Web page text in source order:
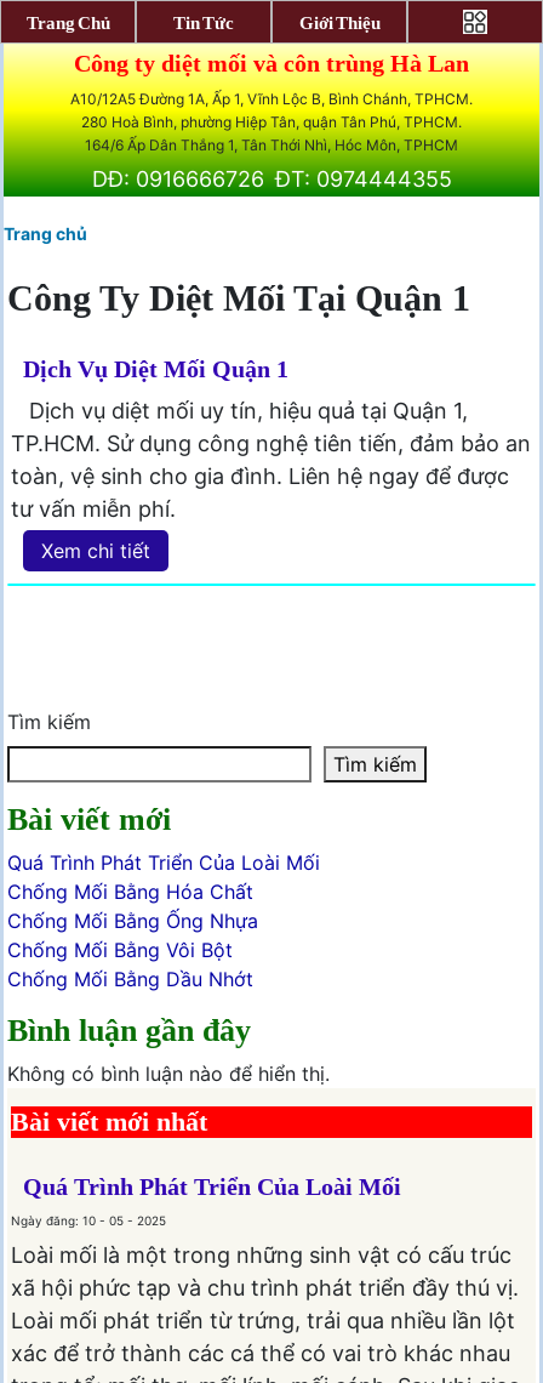
Công ty diệt mối và côn trùng Hà Lan
A10/12A5 Đường 1A, Ấp 1, Vĩnh Lộc B, Bình Chánh, TPHCM.
280 Hoà Bình, phường Hiệp Tân, quận Tân Phú, TPHCM.
164/6 Ấp Dân Thắng 1, Tân Thới Nhì, Hóc Môn, TPHCM
DĐ: 0916666726 ĐT: 0974444355
Trang chủ
Công Ty Diệt Mối Tại Quận 1
Dịch Vụ Diệt Mối Quận 1
Dịch vụ diệt mối uy tín, hiệu quả tại Quận 1,
TP.HCM. Sử dụng công nghệ tiên tiến, đảm bảo an
toàn, vệ sinh cho gia đình. Liên hệ ngay để được
tư vấn miễn phí.
Xem chi tiết
Tìm kiếm
Tìm kiếm
Bài viết mới
Quá Trình Phát Triển Của Loài Mối
Chống Mối Bằng Hóa Chất
Chống Mối Bằng Ống Nhựa
Chống Mối Bằng Vôi Bột
Chống Mối Bằng Dầu Nhớt
Bình luận gần đây
Không có bình luận nào để hiển thị.
Bài viết mới nhất
Quá Trình Phát Triển Của Loài Mối
Ngày đăng: 10 - 05 - 2025
Loài mối là một trong những sinh vật có cấu trúc
xã hội phức tạp và chu trình phát triển đầy thú vị.
Loài mối phát triển từ trứng, trải qua nhiều lần lột
xác để trở thành các cá thể có vai trò khác nhau
Trang Chủ Tin Tức Giới Thiệu